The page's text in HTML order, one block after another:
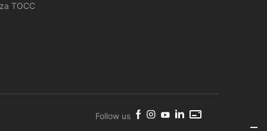
TOCC
Follow us